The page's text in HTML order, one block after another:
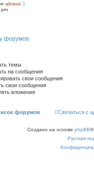
abravo
форумов
темы
на сообщения
свои сообщения
свои сообщения
вложения
форумов Связаться с
Создано на основе phpBB®
Русская